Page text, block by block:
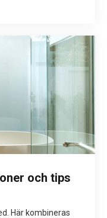
och tips
Här kombineras